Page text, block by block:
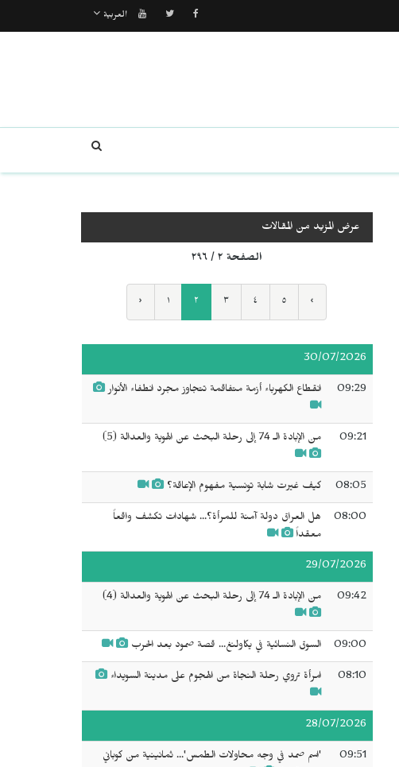
العربية
عرض المزيد من المقالات
الصفحة ٢ / ٢٩٦
‹ ١ ٢ ٣ ٤ ٥ ›
30/07/2026
09:29 انقطاع الكهرباء أزمة متفاقمة تتجاوز مجرد انطفاء الأنوار
09:21 من الإبادة الـ 74 إلى رحلة البحث عن الهوية والعدالة (5)
08:05 كيف غيرت شابة تونسية مفهوم الإعاقة؟
08:00
هل العراق دولة آمنة للمرأة؟... شهادات تكشف واقعاً
معقداً
29/07/2026
09:42 من الإبادة الـ 74 إلى رحلة البحث عن الهوية والعدالة (4)
09:00 السوق النسائية في يكاولنغ... قصة صمود بعد الحرب
08:10 امرأة تروي رحلة النجاة من الهجوم على مدينة السويداء
28/07/2026
09:51
'اسم صمد في وجه محاولات الطمس'... ثمانينية من كوباني